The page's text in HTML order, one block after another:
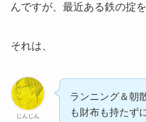
んですが、最近ある鉄の掟
それは、
じんじん
ランニング＆朝
も財布も持たず